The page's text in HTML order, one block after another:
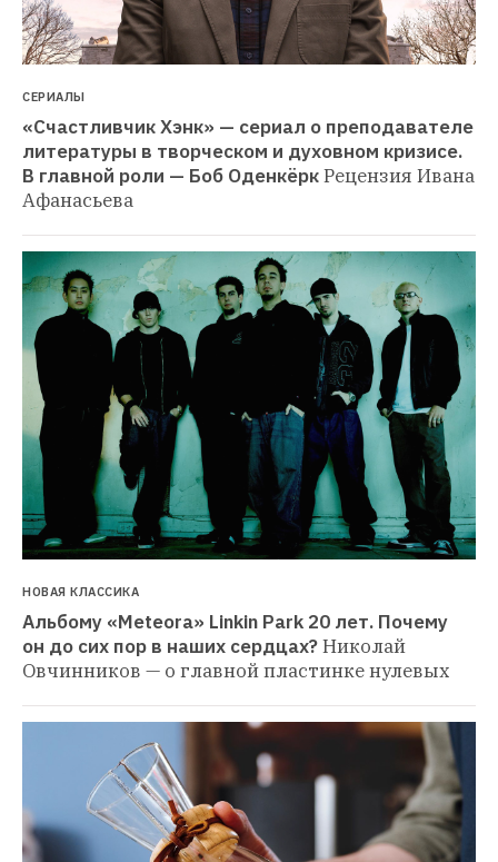
СЕРИАЛЫ
«Счастливчик Хэнк» — сериал о преподавателе
литературы в творческом и духовном кризисе.
В главной роли — Боб ОденкёркРецензия Ивана
Афанасьева
НОВАЯ КЛАССИКА
Альбому «Meteora» Linkin Park 20 лет. Почему
он до сих пор в наших сердцах?Николай
Овчинников — о главной пластинке нулевых